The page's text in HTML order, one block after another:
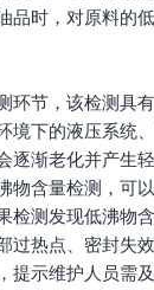
品时，对原料的
环节，该检测具
境下的液压系统
逐渐老化并产生轻
物含量检测，可
检测发现低沸物
过热点、密封失
提示维护人员需